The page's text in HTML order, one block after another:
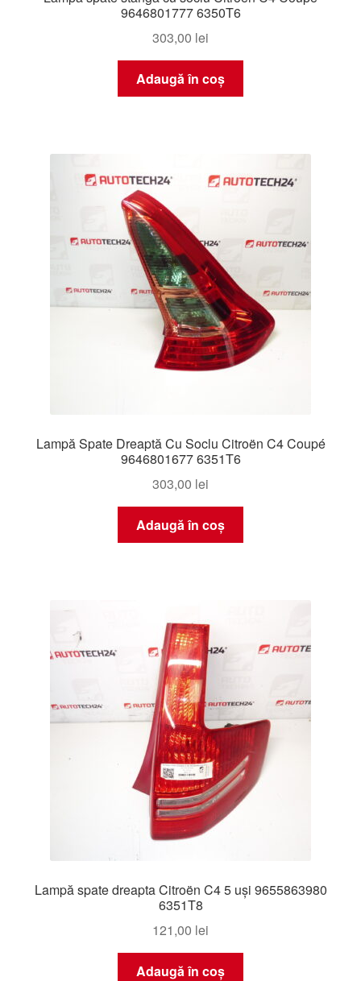
9646801777 6350T6
303,00 lei
Adaugă în coș
Lampă Spate Dreaptă Cu Soclu Citroën C4 Coupé
9646801677 6351T6
303,00 lei
Adaugă în coș
Lampă spate dreapta Citroën C4 5 uși 9655863980
6351T8
121,00 lei
Adaugă în coș